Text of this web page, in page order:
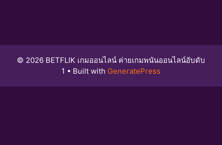
© 2026 BETFLIK เกมออนไลน์ ค่ายเกมพนันออนไลน์อับดับ
1 • Built with GeneratePress